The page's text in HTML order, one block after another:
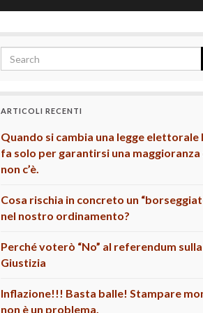
ARTICOLI RECENTI
Quando si cambia una legge elettorale
fa solo per garantirsi una maggioranza
non c’è.
Cosa rischia in concreto un
nel nostro ordinamento?
Perché voterò “No” al referendum sulla
Giustizia
Inflazione!!! Basta balle! Stampare
non è un problema.